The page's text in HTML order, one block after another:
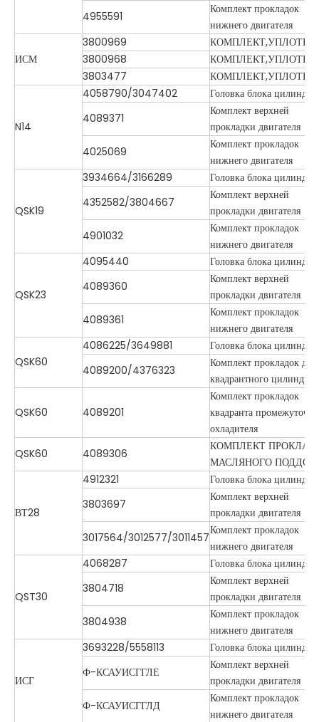
4955591
Комплект прокладок
нижнего двигателя
ИСМ
3800969
3800968
3803477
N14
4058790/3047402
Головка блока
4089371
Комплект верхней
прокладки двигателя
4025069
Комплект прокладок
нижнего двигателя
QSK19
3934664/3166289
Головка блока
4352582/3804667
Комплект верхней
прокладки двигателя
4901032
Комплект прокладок
нижнего двигателя
QSK23
4095440
Головка блока
4089360
Комплект верхней
прокладки двигателя
4089361
Комплект прокладок
нижнего двигателя
QSK60
4086225/3649881
Головка блока
4089200/4376323
Комплект прокладок для
квадрантного цилиндра
QSK60 4089201
Комплект прокладок
квадранта
охладителя
QSK60
4089306
КОМПЛЕКТ
МАСЛЯНОГО
ВТ28
4912321
Головка блока
3803697
Комплект верхней
прокладки двигателя
3017564/3012577/3011457
Комплект прокладок
нижнего двигателя
QST30
4068287
Головка блока
3804718
Комплект верхней
прокладки двигателя
3804938
Комплект прокладок
нижнего двигателя
ИСГ
3693228/5558113
Головка блока
Ф-КСАУИСГГЛЕ
Комплект верхней
прокладки двигателя
Ф-КСАУИСГГЛД
Комплект прокладок
нижнего двигателя